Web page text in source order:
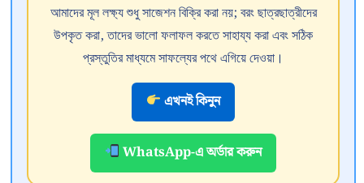
আমাদের মূল লক্ষ্য শুধু সাজেশন বিক্রি করা নয়; বরং ছাত্রছাত্রীদের
উপকৃত করা, তাদের ভালো ফলাফল করতে সাহায্য করা এবং সঠিক
প্রস্তুতির মাধ্যমে সাফল্যের পথে এগিয়ে দেওয়া।
এখনই কিনুন
WhatsApp-এ অর্ডার করুন